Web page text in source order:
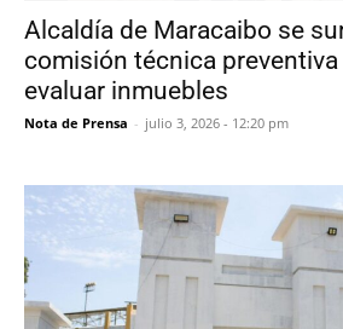
Alcaldía de Maracaibo se
comisión técnica
evaluar inmuebles
Nota de Prensa - julio 3, 2026 - 12:20 pm